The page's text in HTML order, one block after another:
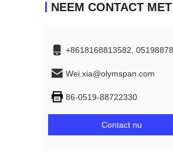
+8618168813582,
Wei.xia@olymspan.com
86-0519-88722330
Contact nu